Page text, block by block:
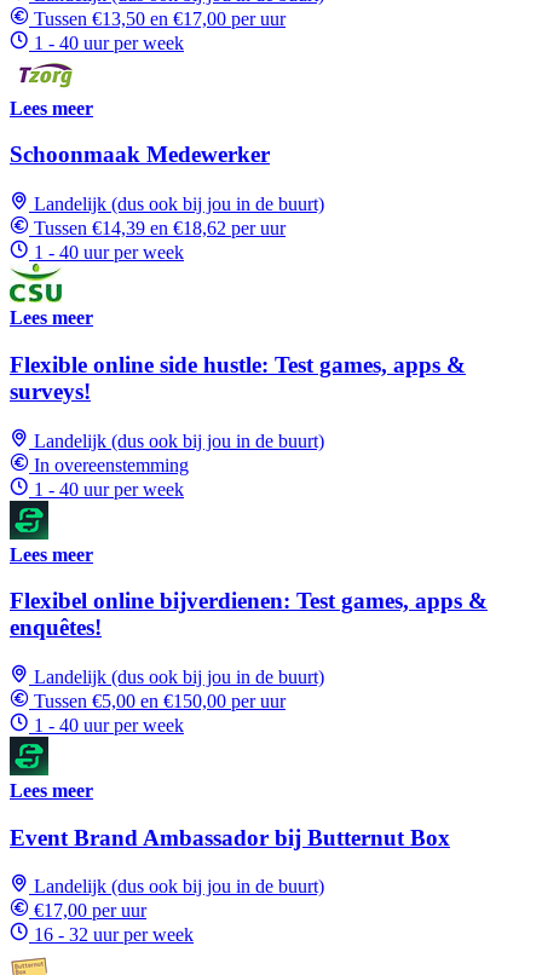
Tussen €13,50 en €17,00 per uur
1 - 40 uur per week
Lees meer
Schoonmaak Medewerker
Landelijk (dus ook bij jou in de buurt)
Tussen €14,39 en €18,62 per uur
1 - 40 uur per week
Lees meer
Flexible online side hustle: Test games, apps &
surveys!
Landelijk (dus ook bij jou in de buurt)
In overeenstemming
1 - 40 uur per week
Lees meer
Flexibel online bijverdienen: Test games, apps &
enquêtes!
Landelijk (dus ook bij jou in de buurt)
Tussen €5,00 en €150,00 per uur
1 - 40 uur per week
Lees meer
Event Brand Ambassador bij Butternut Box
Landelijk (dus ook bij jou in de buurt)
€17,00 per uur
16 - 32 uur per week